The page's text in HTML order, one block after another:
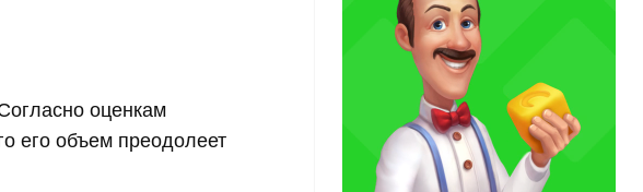
оценкам
его объем преодолеет